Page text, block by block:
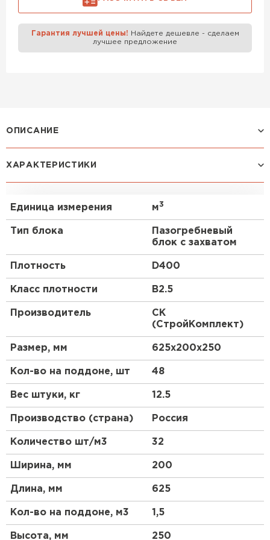
Гарантия лучшей цены! Найдете дешевле - сделаем
лучшее предложение
ОПИСАНИЕ
Газоблок, также известный как газобетон или
используется в современном строительстве.
Газобетон СК D200 паз-гребень 200х250х625 мм
обладает уникальными характеристиками,
которые делают его идеальным выбором для
Особенности
Паз-гребень
Одной из ключевых особенностей газобетонных
блоков СК D200 является система паз-гребень.
Эта система позволяет блокам плотно
соединяться друг с другом, что значительно
повышает прочность и герметичность
конструкции. Благодаря пазам и гребням, кладка
выполняется быстрее и с меньшим количеством
Плотность D200
Газобетон СК D200 имеет плотность 200 кг/м³,
что делает его одним из самых легких
строительных материалов. Низкая плотность
обеспечивает высокие теплоизоляционные
свойства, что позволяет снизить затраты на
отопление и кондиционирование помещений.
ХАРАКТЕРИСТИКИ
Единица измерения м3
Тип блока
Пазогребневый
блок с захватом
Плотность D400
Класс плотности B2.5
Производитель
СК
(СтройКомплект)
Размер, мм 625х200х250
Кол-во на поддоне, шт 48
Вес штуки, кг 12.5
Производство (страна) Россия
Количество шт/м3 32
Ширина, мм 200
Длина, мм 625
Кол-во на поддоне, м3 1,5
Высота, мм 250
Газобетон Забудова